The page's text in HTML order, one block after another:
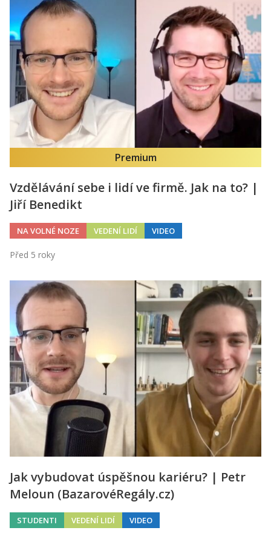
Premium
Vzdělávání sebe i lidí ve firmě. Jak na to? |
Jiří Benedikt
NA VOLNÉ NOZE VEDENÍ LIDÍ VIDEO
Před 5 roky
Jak vybudovat úspěšnou kariéru? | Petr
Meloun (BazarovéRegály.cz)
STUDENTI VEDENÍ LIDÍ VIDEO